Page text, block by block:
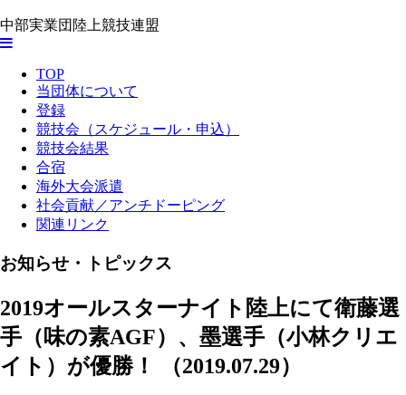
中部実業団陸上競技連盟
TOP
当団体について
登録
競技会（スケジュール・申込）
競技会結果
合宿
海外大会派遣
社会貢献／アンチドーピング
関連リンク
お知らせ・トピックス
2019オールスターナイト陸上にて衛藤選
手（味の素AGF）、墨選手（小林クリエ
イト）が優勝！
（2019.07.29）